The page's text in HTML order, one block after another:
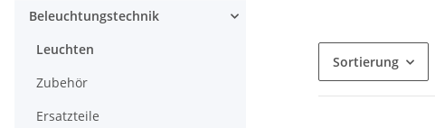
Sortierung
Beleuchtungstechnik
Leuchten
Zubehör
Ersatzteile